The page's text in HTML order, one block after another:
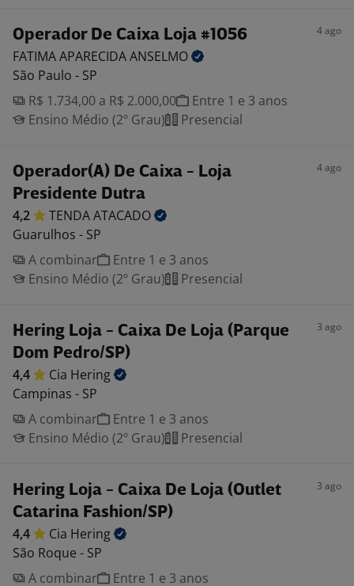
Operador De Caixa Loja #1056 4 ago
FATIMA APARECIDAANSELMO
São Paulo - SP
R$ 1.734,00 a R$ 2.000,00
Entre 1 e 3 anos
Ensino Médio (2º Grau)
Presencial
Operador(A) De Caixa - Loja
Presidente Dutra
4 ago
4,2 TENDAATACADO
Guarulhos - SP
A combinar
Entre 1 e 3 anos
Ensino Médio (2º Grau)
Presencial
Hering Loja - Caixa De Loja (Parque
Dom Pedro/SP)
3 ago
4,4 Cia Hering
Campinas - SP
A combinar
Entre 1 e 3 anos
Ensino Médio (2º Grau)
Presencial
Hering Loja - Caixa De Loja (Outlet
Catarina Fashion/SP)
3 ago
4,4 Cia Hering
São Roque - SP
A combinar
Entre 1 e 3 anos